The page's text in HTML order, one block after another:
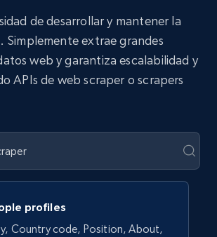
de desarrollar y mantener la
Simplemente extrae grandes
web y garantiza escalabilidad y
APIs de web scraper o scrapers
profiles
Country code, Position, About,